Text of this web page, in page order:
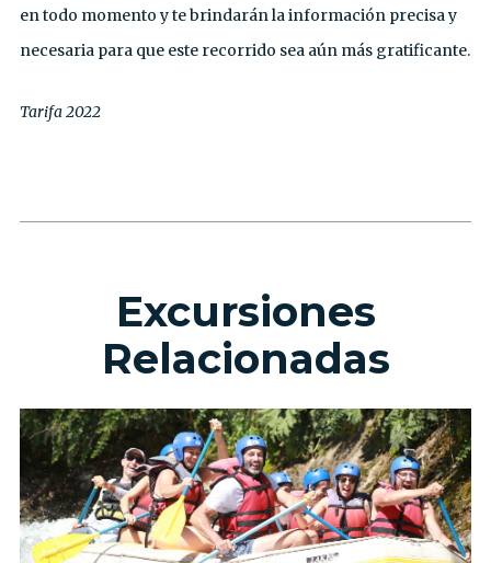
en todo momento y te brindarán la información precisa y
necesaria para que este recorrido sea aún más gratificante.
Tarifa 2022
Excursiones
Relacionadas